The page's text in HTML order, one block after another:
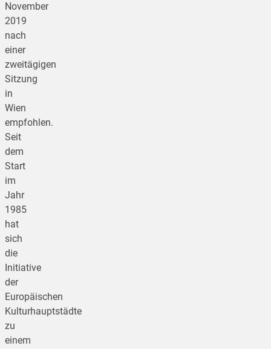
November
2019
nach
einer
zweitägigen
Sitzung
in
Wien
empfohlen.
Seit
dem
Start
im
Jahr
1985
hat
sich
die
Initiative
der
Europäischen
Kulturhauptstädte
zu
einem